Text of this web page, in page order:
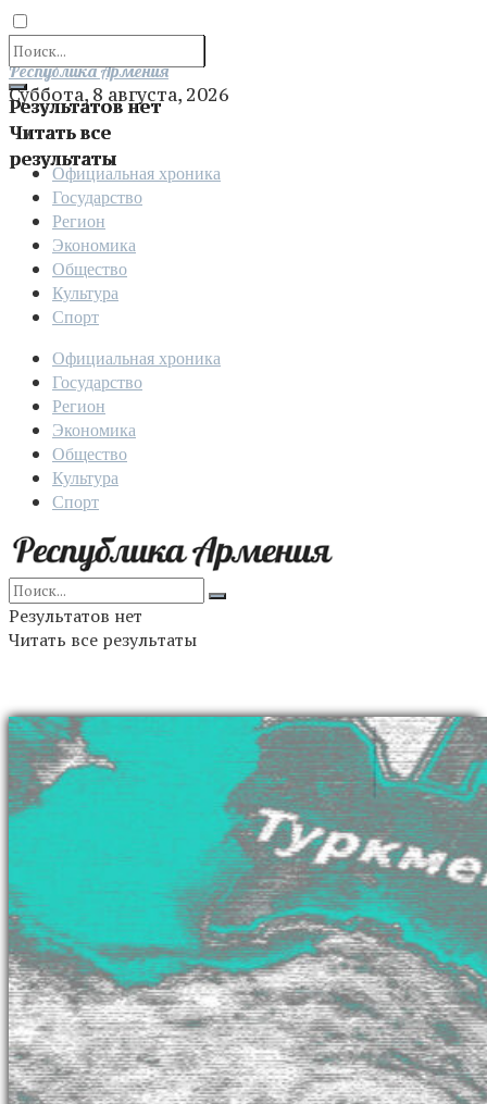
Результатов нет
Читать все
результаты
Отправить
Республика Армения
Суббота, 8 августа, 2026
Официальная хроника
Государство
Регион
Экономика
Общество
Культура
Спорт
Официальная хроника
Государство
Регион
Экономика
Общество
Культура
Спорт
Результатов нет
Читать все результаты